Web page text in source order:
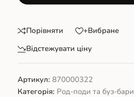
Порівняти
+Вибране
Відстежувати ціну
Артикул: 870000322
Категорія: Род-поди та буз-бари